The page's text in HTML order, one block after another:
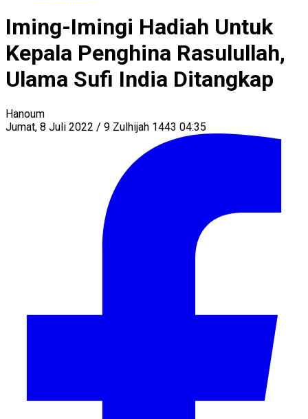
Iming-Imingi Hadiah Untuk
Kepala Penghina Rasulullah,
Ulama Sufi India Ditangkap
Hanoum
Jumat, 8 Juli 2022 / 9 Zulhijah 1443 04:35